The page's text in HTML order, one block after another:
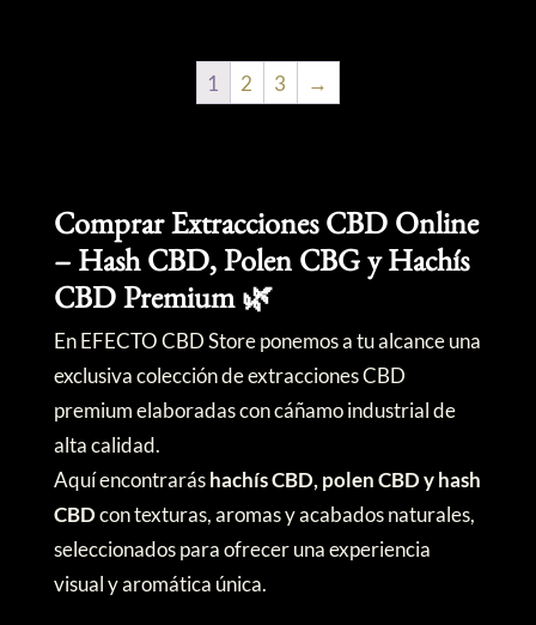
1 2 3 →
Comprar Extracciones CBD Online
– Hash CBD, Polen CBG y Hachís
CBD Premium 🌿
En EFECTO CBD Store ponemos a tu alcance una
exclusiva colección de extracciones CBD
premium elaboradas con cáñamo industrial de
alta calidad.
Aquí encontraráshachís CBD, polen CBD y hash
CBDcon texturas, aromas y acabados naturales,
seleccionados para ofrecer una experiencia
visual y aromática única.